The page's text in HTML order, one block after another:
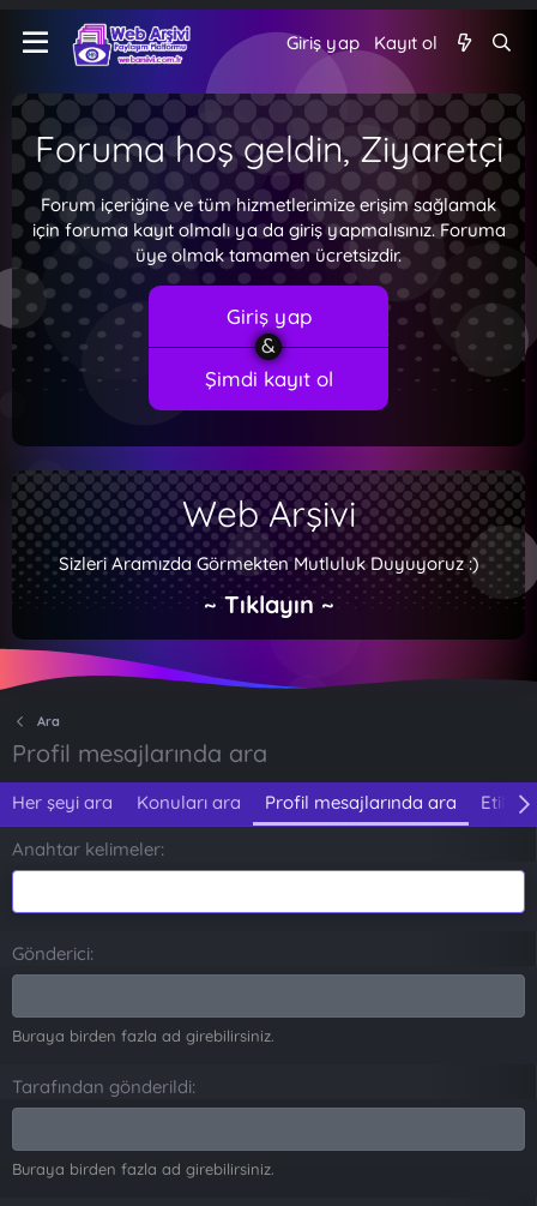
Giriş yap Kayıt ol
Foruma hoş geldin, Ziyaretçi
Forum içeriğine ve tüm hizmetlerimize erişim sağlamak
için foruma kayıt olmalı ya da giriş yapmalısınız. Foruma
üye olmak tamamen ücretsizdir.
Giriş yap
Şimdi kayıt ol
Web Arşivi
Sizleri Aramızda Görmekten Mutluluk Duyuyoruz :)
~ Tıklayın ~
Ara
Profil mesajlarında ara
Her şeyi ara Konuları ara Profil mesajlarında ara
Anahtar kelimeler
Gönderici
Buraya birden fazla ad girebilirsiniz.
Tarafından gönderildi
Buraya birden fazla ad girebilirsiniz.